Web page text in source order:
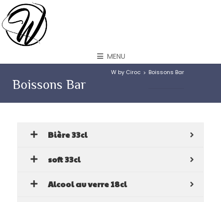
MENU
Boissons Bar
W by Ciroc > Boissons Bar
Bière 33cl
soft 33cl
Alcool au verre 18cl